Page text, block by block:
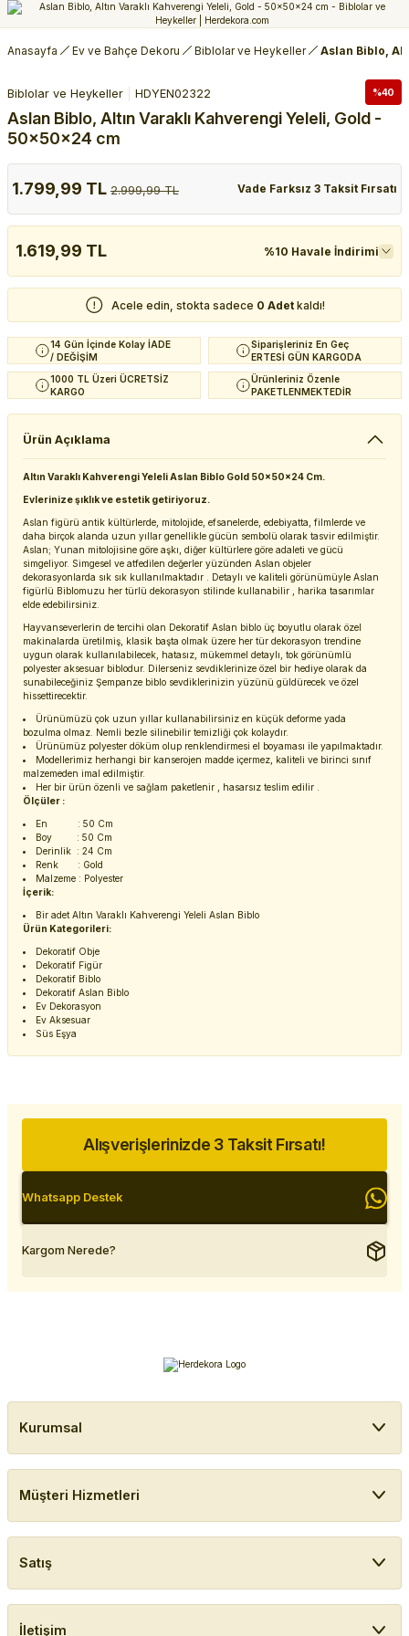
Anasayfa Ev ve Bahçe Dekoru Biblolar ve Heykeller Aslan Biblo,
%40
Biblolar ve Heykeller HDYEN02322
Aslan Biblo, Altın Varaklı Kahverengi Yeleli, Gold -
50x50x24 cm
1.799,99 TL 2.999,99 TL Vade Farksız 3 Taksit Fırsatı
1.619,99 TL %10 Havale İndirimi
Acele edin, stokta sadece 0 Adet kaldı!
14 Gün İçinde Kolay İADE
/ DEĞİŞİM
Siparişleriniz En Geç
ERTESİ GÜN KARGODA
1000 TL Üzeri ÜCRETSİZ
KARGO
Ürünleriniz Özenle
PAKETLENMEKTEDİR
Ürün Açıklama
Altın Varaklı Kahverengi Yeleli Aslan Biblo Gold 50x50x24 Cm.
Evlerinize şıklık ve estetik getiriyoruz.
Aslan figürü antik kültürlerde, mitolojide, efsanelerde, edebiyatta, filmlerde ve
daha birçok alanda uzun yıllar genellikle gücün sembolü olarak tasvir edilmiştir.
Aslan; Yunan mitolojisine göre aşkı, diğer kültürlere göre adaleti ve gücü
simgeliyor. Simgesel ve atfedilen değerler yüzünden Aslan objeler
dekorasyonlarda sık sık kullanılmaktadır . Detaylı ve kaliteli görünümüyle Aslan
figürlü Biblomuzu her türlü dekorasyon stilinde kullanabilir , harika tasarımlar
elde edebilirsiniz.
Hayvanseverlerin de tercihi olan Dekoratif Aslan biblo üç boyutlu olarak özel
makinalarda üretilmiş, klasik başta olmak üzere her tür dekorasyon trendine
uygun olarak kullanılabilecek, hatasız, mükemmel detaylı, tok görünümlü
polyester aksesuar biblodur. Dilerseniz sevdiklerinize özel bir hediye olarak da
sunabileceğiniz Şempanze biblo sevdiklerinizin yüzünü güldürecek ve özel
hissettirecektir.
Ürünümüzü çok uzun yıllar kullanabilirsiniz en küçük deforme yada
bozulma olmaz. Nemli bezle silinebilir temizliği çok kolaydır.
Ürünümüz polyester döküm olup renklendirmesi el boyaması ile yapılmaktadır.
Modellerimiz herhangi bir kanserojen madde içermez, kaliteli ve birinci sınıf
malzemeden imal edilmiştir.
Her bir ürün özenli ve sağlam paketlenir , hasarsız teslim edilir .
Ölçüler :
En : 50 Cm
Boy : 50 Cm
Derinlik : 24 Cm
Renk : Gold
Malzeme : Polyester
İçerik:
Bir adet Altın Varaklı Kahverengi Yeleli Aslan Biblo
Ürün Kategorileri:
Dekoratif Obje
Dekoratif Figür
Dekoratif Biblo
Dekoratif Aslan Biblo
Ev Dekorasyon
Ev Aksesuar
Süs Eşya
Alışverişlerinizde 3 Taksit Fırsatı!
Whatsapp Destek
Kargom Nerede?
Kurumsal
Müşteri Hizmetleri
Satış
İletişim